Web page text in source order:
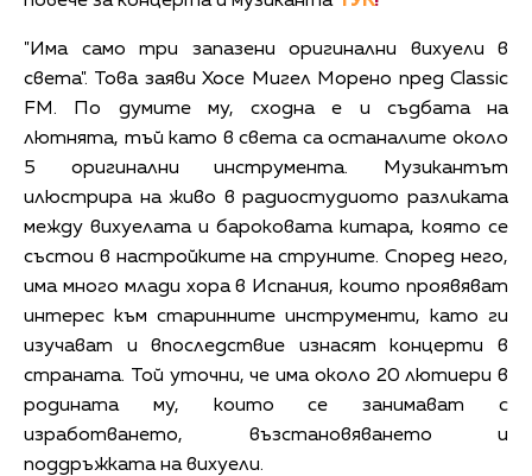
"Има само три запазени оригинални вихуели в
света". Това заяви Хосе Мигел Морено пред Classic
FM. По думите му, сходна е и съдбата на
лютнята, тъй като в света са останалите около
5 оригинални инструмента. Музикантът
илюстрира на живо в радиостудиото разликата
между вихуелата и бароковата китара, която се
състои в настройките на струните. Според него,
има много млади хора в Испания, които проявяват
интерес към старинните инструменти, като ги
изучават и впоследствие изнасят концерти в
страната. Той уточни, че има около 20 лютиери в
родината му, които се занимават с
изработването, възстановяването и
поддръжката на вихуели.